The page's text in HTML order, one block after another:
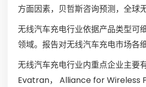
方面因素，贝哲斯咨询预测，全球
无线汽车充电行业依据产品类型可
领域。报告对无线汽车充电市场各
无线汽车充电行业内重点企业主
Evatran， Alliance for Wireless